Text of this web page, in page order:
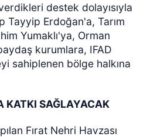
destek dolayısıyla
Tayyip Erdoğan'a, Tarım
Yumaklı'ya, Orman
kurumlara, IFAD
sahiplenen bölge halkına
KATKI SAĞLAYACAK
Fırat Nehri Havzası